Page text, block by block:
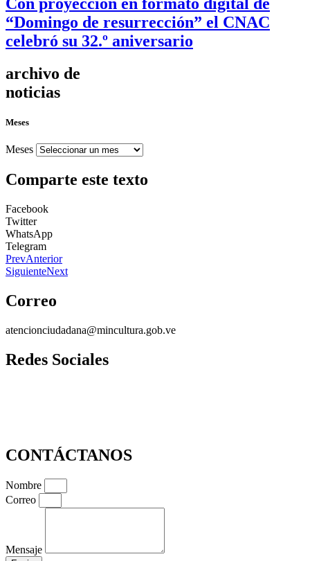
“Domingo de resurrección” el CNAC
celebró su 32.º aniversario
archivo de
noticias
Meses
Meses
Comparte este texto
Facebook
Twitter
WhatsApp
Telegram
PrevAnterior
SiguienteNext
Correo
atencionciudadana@mincultura.gob.ve
Redes Sociales
CONTÁCTANOS
Nombre
Correo
Mensaje